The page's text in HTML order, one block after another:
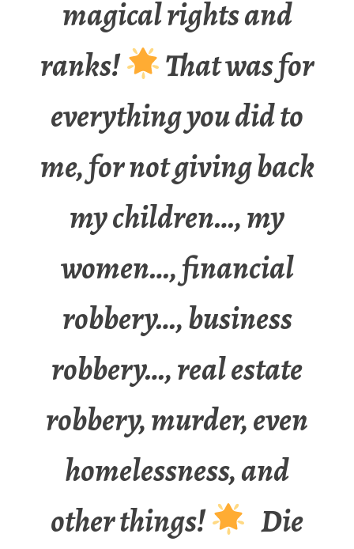
magical rights and
ranks!
That was for
everything you did to
me, for not giving back
my children…, my
women…, financial
robbery…, business
robbery…, real estate
robbery, murder, even
homelessness, and
other things!
Die